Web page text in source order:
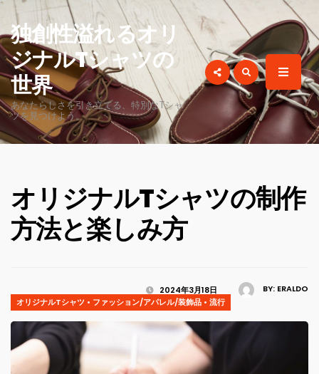
for:
独創性溢れるオリ
ジナルTシャツの
世界
あなたらしさを引き立てる、特別なTシャ
ツを見つけよう。
オリジナルTシャツの制作
方法と楽しみ方
BY: ERALDO
2024年3月18日
オリジナルTシャツ • ファッション/アパレル/装飾品 • 流行